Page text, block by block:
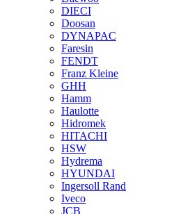
DIECI
Doosan
DYNAPAC
Faresin
FENDT
Franz Kleine
GHH
Hamm
Haulotte
Hidromek
HITACHI
HSW
Hydrema
HYUNDAI
Ingersoll Rand
Iveco
JCB